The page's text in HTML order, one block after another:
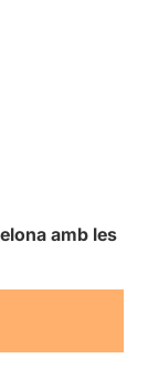
amb les